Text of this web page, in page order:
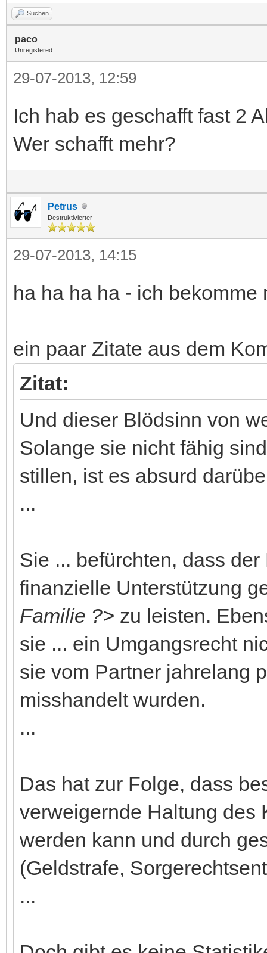
Suchen
paco
Unregistered
29-07-2013, 12:59
Ich hab es geschafft fast 2
Wer schafft mehr?
Petrus
Destruktivierter
29-07-2013, 14:15
ha ha ha ha - ich
ein paar Zitate aus dem
Zitat:
Und dieser Blödsinn von
Solange sie nicht fähig
stillen, ist es absurd
...
Sie ... befürchten, dass
finanzielle Unterstützung
Familie ?> zu leisten.
sie ... ein Umgangsrecht
sie vom Partner jahrelang
misshandelt wurden.
...
Das hat zur Folge, dass
verweigernde Haltung des
werden kann und durch
(Geldstrafe,
...